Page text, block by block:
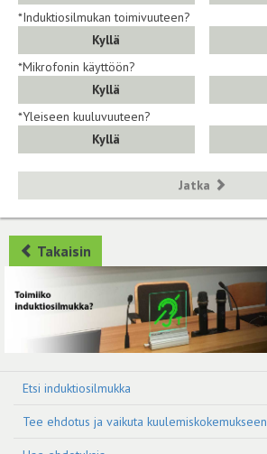
*Induktiosilmukan toimivuuteen?
Kyllä
*Mikrofonin käyttöön?
Kyllä
*Yleiseen kuuluvuuteen?
Kyllä
Jatka
Takaisin
Etsi induktiosilmukka
Tee ehdotus ja vaikuta kuulemiskokemukseen